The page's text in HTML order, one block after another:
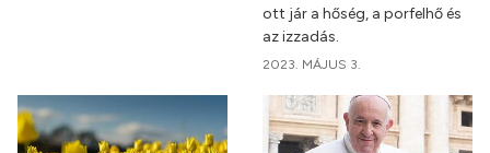
ott jár a hőség, a porfelhő és
az izzadás.
2023. MÁJUS 3.